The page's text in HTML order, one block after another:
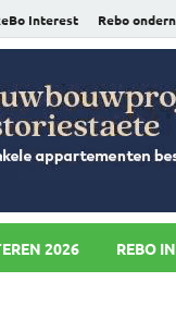
Interest Rebo
2026 REBO